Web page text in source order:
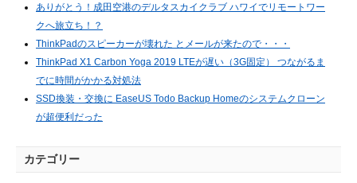
ありがとう！成田空港のデルタスカイクラブ ハワイでリモートワー
クへ旅立ち！？
ThinkPadのスピーカーが壊れた とメールが来たので・・・
ThinkPad X1 Carbon Yoga 2019 LTEが遅い（3G固定） つながるま
でに時間がかかる対処法
SSD換装・交換に EaseUS Todo Backup Homeのシステムクローン
が超便利だった
カテゴリー